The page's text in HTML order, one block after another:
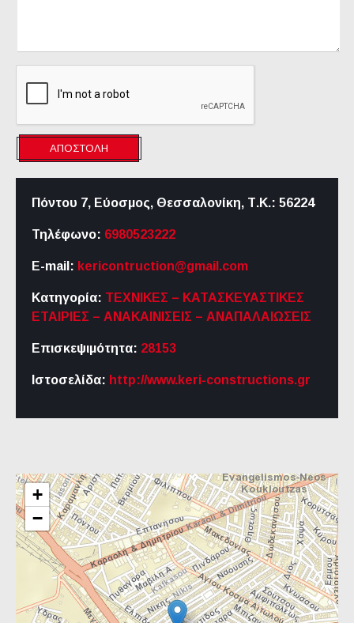
+
−
ΑΠΟΣΤΟΛΉ
Πόντου 7, Εύοσμος, Θεσσαλονίκη, Τ.Κ.: 56224
Τηλέφωνο: 6980523222
E-mail: kericontruction@gmail.com
Κατηγορία: ΤΕΧΝΙΚΕΣ – ΚΑΤΑΣΚΕΥΑΣΤΙΚΕΣ
ΕΤΑΙΡΙΕΣ – ΑΝΑΚΑΙΝΙΣΕΙΣ – ΑΝΑΠΑΛΑΙΩΣΕΙΣ
Επισκεψιμότητα: 28153
Ιστοσελίδα: http://www.keri-constructions.gr